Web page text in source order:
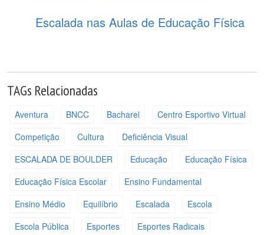
Escalada nas Aulas de Educação Física
TAGs Relacionadas
Aventura BNCC Bacharel
Centro Esportivo Virtual
Competição
Cultura
Deficiência Visual
ESCALADA DE BOULDER
Educação
Educação Física
Educação Física Escolar
Ensino Fundamental
Ensino Médio
Equilíbrio Escalada
Escola
Escola Pública
Esportes
Esportes Radicais